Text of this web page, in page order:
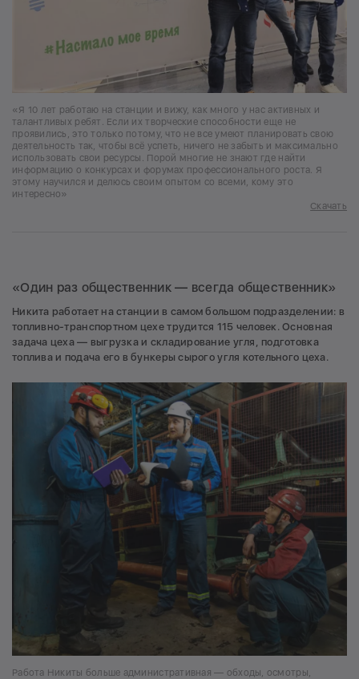
«Я 10 лет работаю на станции и вижу, как много у нас активных и
талантливых ребят. Если их творческие способности еще не
проявились, это только потому, что не все умеют планировать свою
деятельность так, чтобы всё успеть, ничего не забыть и максимально
использовать свои ресурсы. Порой многие не знают где найти
информацию о конкурсах и форумах профессионального роста. Я
этому научился и делюсь своим опытом со всеми, кому это
интересно»
Скачать
«Один раз общественник — всегда общественник»
Никита работает на станции в самом большом подразделении: в
топливно-транспортном цехе трудится 115 человек. Основная
задача цеха — выгрузка и складирование угля, подготовка
топлива и подача его в бункеры сырого угля котельного цеха.
Работа Никиты больше административная — обходы, осмотры,